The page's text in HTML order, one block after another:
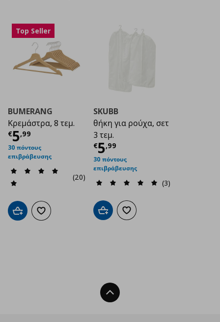
Top Seller
BUMERANG
Κρεμάστρα, 8 τεμ.
€5,99
Τρέχουσα τιμή€ 5,99
30 πόντους
επιβράβευσης
(20)
Προσθήκη στο καλάθι
Προσθήκη στα αγαπημένα
SKUBB
θήκη για ρούχα, σετ
3 τεμ.
€5,99
Τρέχουσα τιμή
30 πόντους
επιβράβευσης
(3)
Προσθήκη στο καλάθι
Προσθήκη στα αγαπημένα
Back To Top